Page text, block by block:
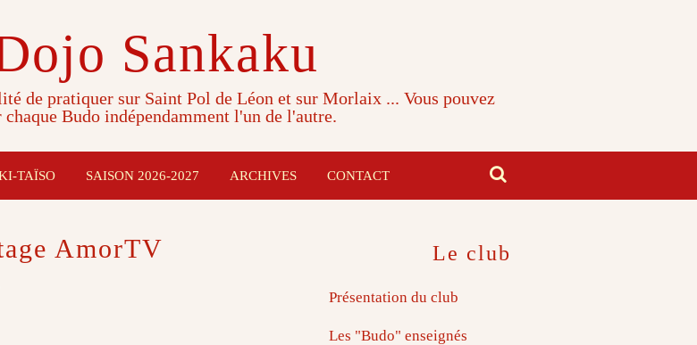
Sankaku
de pratiquer sur Saint Pol de Léon et sur Morlaix ... Vous pouvez
Budo indépendamment l'un de l'autre.
TAÏSO SAISON 2026-2027 ARCHIVES CONTACT
AmorTV Le club
Présentation du club
Les "Budo" enseignés